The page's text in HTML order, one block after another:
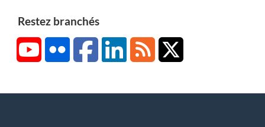
Restez branchés
YouTubeFlickr FacebookLinkedInRSS